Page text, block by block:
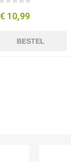
€ 10,99
BESTEL